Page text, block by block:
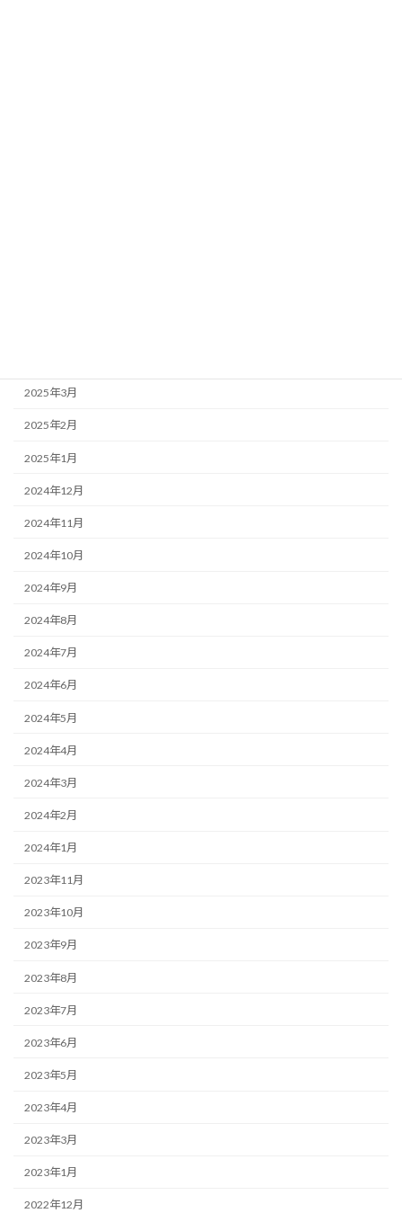
2025年3月
2025年2月
2025年1月
2024年12月
2024年11月
2024年10月
2024年9月
2024年8月
2024年7月
2024年6月
2024年5月
2024年4月
2024年3月
2024年2月
2024年1月
2023年11月
2023年10月
2023年9月
2023年8月
2023年7月
2023年6月
2023年5月
2023年4月
2023年3月
2023年1月
2022年12月